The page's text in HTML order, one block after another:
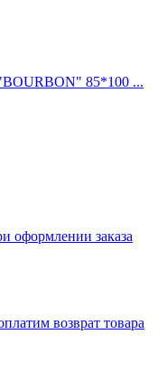
85*100 ...
оформлении заказа
возврат товара